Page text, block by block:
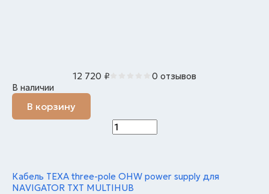
12 720 ₽
0 отзывов
В наличии
В корзину
Кабель TEXA three-pole OHW power supply для
NAVIGATOR TXT MULTIHUB